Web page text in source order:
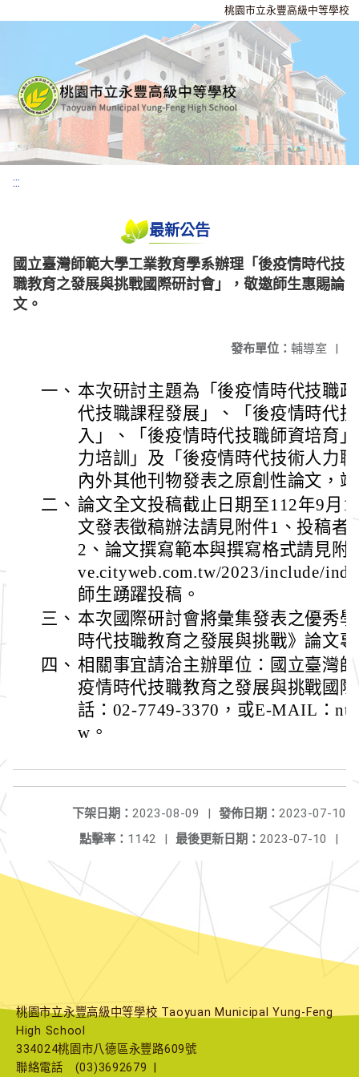
桃園市立永豐高級中等學校
:::
最新公告
國立臺灣師範大學工業教育學系辦理「後疫情時代技
職教育之發展與挑戰國際研討會」，敬邀師生惠賜論
文。
發布單位： 輔導室 |
一、 本次研討主題為「後疫情時代技職
代技職課程發展」、「後疫情時代
入」、「後疫情時代技職師資培育
力培訓」及「後疫情時代技術人力
內外其他刊物發表之原創性論文，
二、 論文全文投稿截止日期至112年9月
文發表徵稿辦法請見附件1、投稿者
2、論文撰寫範本與撰寫格式請見附
ve.cityweb.com.tw/2023/include/
師生踴躍投稿。
三、 本次國際研討會將彙集發表之優秀
時代技職教育之發展與挑戰》論文
四、 相關事宜請洽主辦單位：國立臺灣
疫情時代技職教育之發展與挑戰國
話：02-7749-3370，或E-MAIL：
w。
發佈日期： 2023-07-10
下架日期： 2023-08-09
|
最後更新日期： 2023-07-10 |
點擊率： 1142 |
桃園市立永豐高級中等學校 Taoyuan Municipal Yung-Feng
High School
334024桃園市八德區永豐路609號
聯絡電話
(03)3692679